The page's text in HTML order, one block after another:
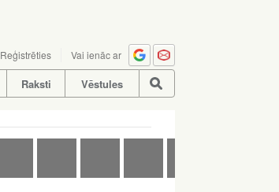
Reģistrēties Vai ienāc ar
Raksti Vēstules